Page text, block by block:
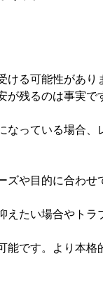
る可能性があり
残るのは事実で
なっている場合、
ズや目的に合わせ
えたい場合やトラ
能です。より本格